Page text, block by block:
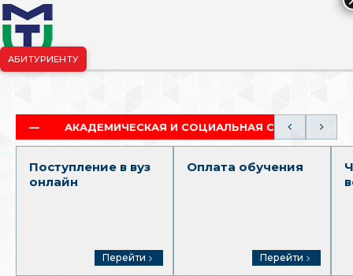
АБИТУРИЕНТУ
АКАДЕМИЧЕСКАЯ И СОЦИАЛЬНАЯ СТИПЕНДИЯ
Поступление в вуз
онлайн
Перейти
Оплата обучения
Перейти